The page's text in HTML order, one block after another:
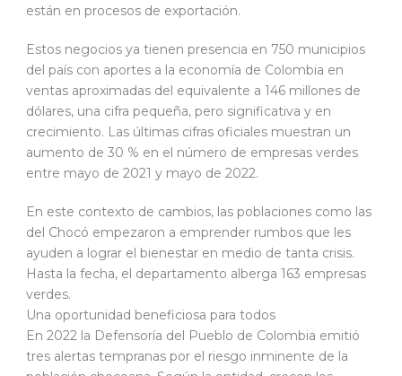
están en procesos de exportación.
Estos negocios ya tienen presencia en 750 municipios
del país con aportes a la economía de Colombia en
ventas aproximadas del equivalente a 146 millones de
dólares, una cifra pequeña, pero significativa y en
crecimiento. Las últimas cifras oficiales muestran un
aumento de 30 % en el número de empresas verdes
entre mayo de 2021 y mayo de 2022.
En este contexto de cambios, las poblaciones como las
del Chocó empezaron a emprender rumbos que les
ayuden a lograr el bienestar en medio de tanta crisis.
Hasta la fecha, el departamento alberga 163 empresas
verdes.
Una oportunidad beneficiosa para todos
En 2022 la Defensoría del Pueblo de Colombia emitió
tres alertas tempranas por el riesgo inminente de la